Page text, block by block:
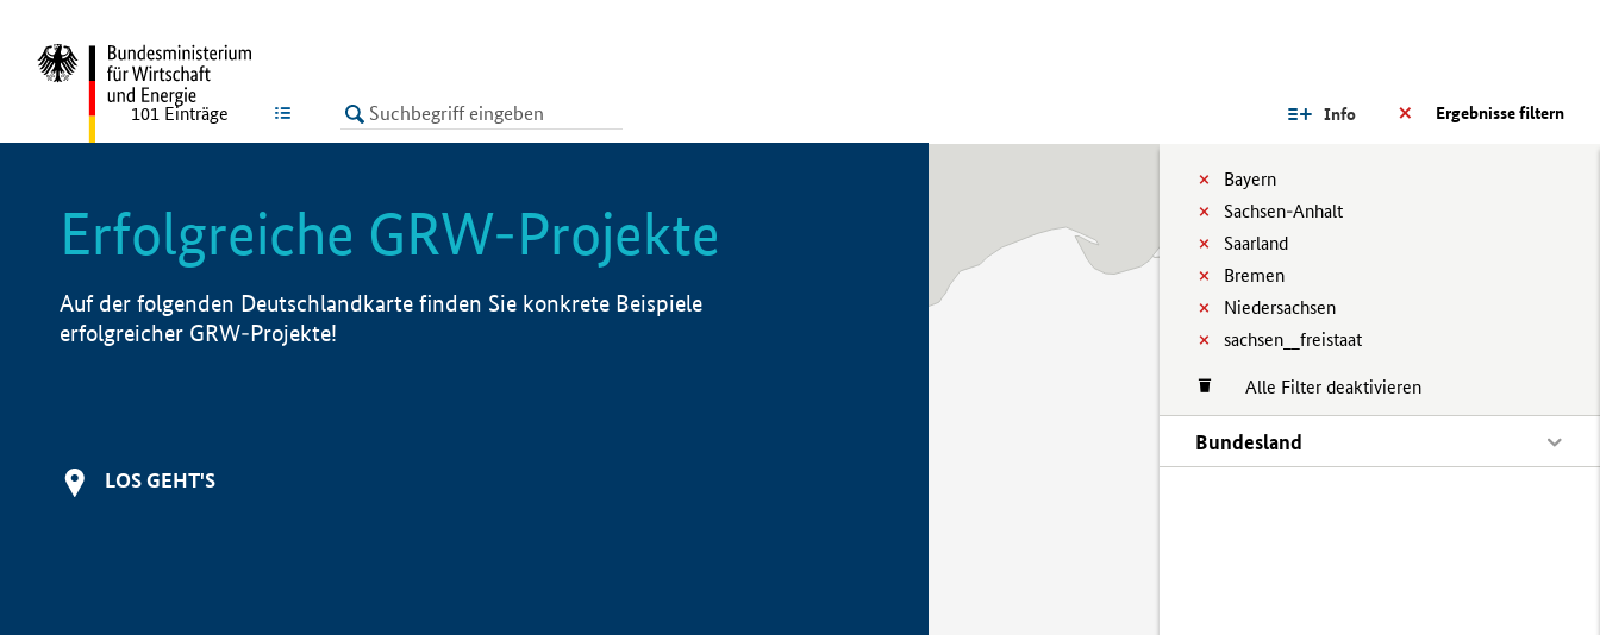
LISTE Ergebnisse filtern
Info
Bayern
Sachsen-Anhalt
Saarland
Bremen
Niedersachsen
sachsen__freistaat
Alle Filter deaktivieren
Bundesland
101 Einträge
Erfolgreiche GRW-Projekte
Auf der folgenden Deutschlandkarte finden Sie konkrete Beispiele
erfolgreicher GRW-Projekte!
LOS GEHT'S